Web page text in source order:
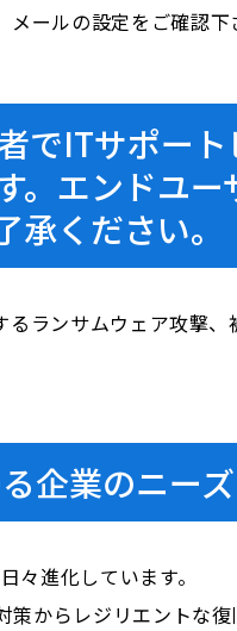
ールの設定をご確認下
でITサポー
。エンドユ
ください。
ランサムウェア攻撃
企業のニーズ
々進化しています。
からレジリエントな復